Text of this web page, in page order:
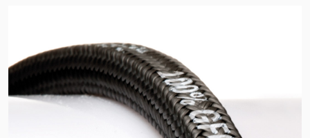
Zertifizierungen und
Standards
Kontaktieren Sie uns
Standorte